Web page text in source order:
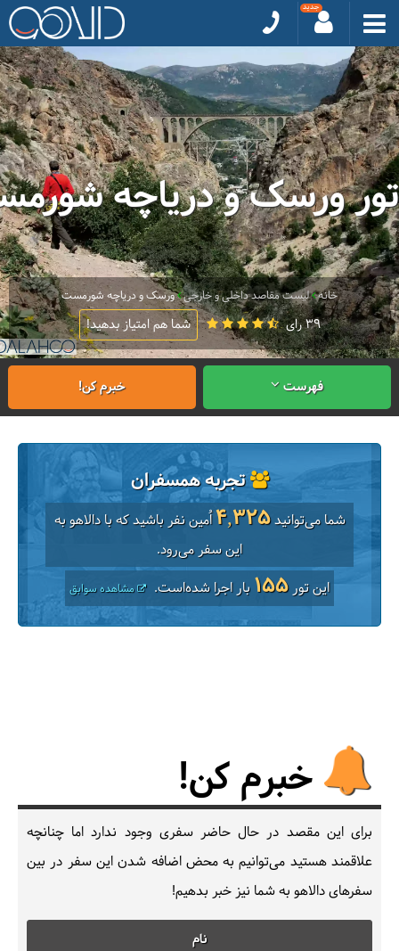
تور ورسک و دریاچه
خانه لیست مقاصد داخلی و خارجی ورسک و دریاچه شورمست
39 رای شما هم امتیاز بدهید!
فهرست خبرم کن!
تجربه همسفران
شما می‌توانید4,325اُمین نفر باشید که با دالاهو به
این سفر می‌رود.
این تور155 بار اجرا شده‌است. مشاهده سوابق
خبرم کن!
برای این مقصد در حال حاضر سفری وجود ندارد اما چنانچه
علاقمند هستید می‌توانیم به محض اضافه شدن این سفر در بین
سفرهای دالاهو به شما نیز خبر بدهیم!
نام